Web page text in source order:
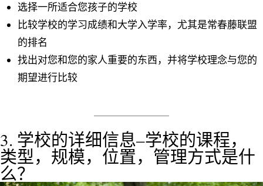
选择一所适合您孩子的学校
比较学校的学习成绩和大学入学率，尤其是常春藤联盟
的排名
找出对您和您的家人重要的东西，并将学校理念与您的
期望进行比较
3. 学校的详细信息–学校的课程，
类型，规模，位置，管理方式是什
么？